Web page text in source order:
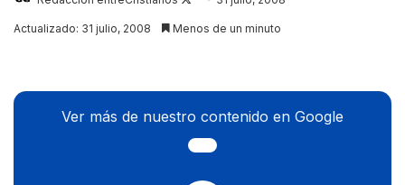
Actualizado: 31 julio, 2008 Menos de un minuto
Ver más de nuestro contenido en Google